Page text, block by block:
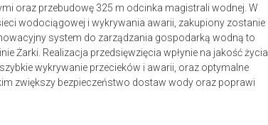
oraz przebudowę 325 m odcinka magistrali wodnej. W
wodociągowej i wykrywania awarii, zakupiony zostanie
system do zarządzania gospodarką wodną to
Żarki. Realizacja przedsięwzięcia wpłynie na jakość życia
wykrywanie przecieków i awarii, oraz optymalne
zwiększy bezpieczeństwo dostaw wody oraz poprawi